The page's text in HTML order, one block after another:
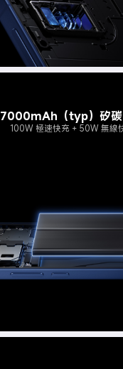
7000mAh（typ）矽碳
100W 極速快充 + 50W 無線